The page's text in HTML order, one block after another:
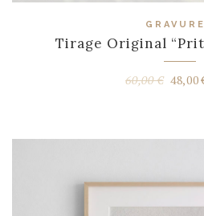
Tirage Original
60,00€ Le
était :
48,00